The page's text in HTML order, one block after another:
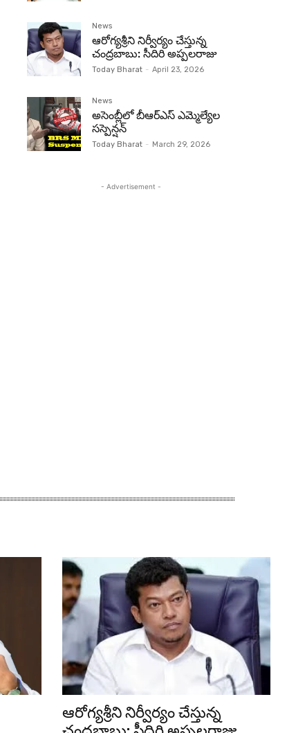
News
ఆరోగ్యశ్రీని నిర్వీర్యం చేస్తున్న
చంద్రబాబు: సీదిరి అప్పలరాజు
Today Bharat - April 23, 2026
News
అసెంబ్లీలో బీఆర్‌ఎస్ ఎమ్మెల్యేల
సస్పెన్షన్‌
Today Bharat - March 29, 2026
- Advertisement -
ఆరోగ్యశ్రీని నిర్వీర్యం చేస్తున్న